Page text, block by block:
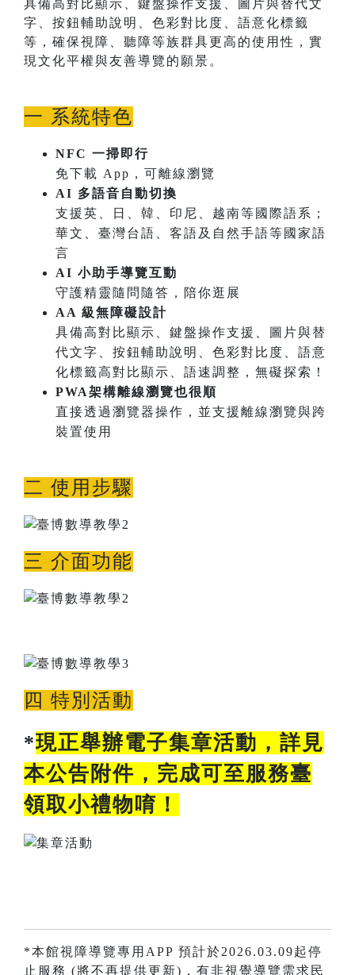
具備高對比顯示、鍵盤操作支援、圖片與替代文
字、按鈕輔助說明、色彩對比度、語意化標籤
等，確保視障、聽障等族群具更高的使用性，實
現文化平權與友善導覽的願景。
一 系統特色
NFC 一掃即行
免下載 App，可離線瀏覽
AI 多語音自動切換
支援英、日、韓、印尼、越南等國際語系；
華文、臺灣台語、客語及自然手語等國家語
言
AI 小助手導覽互動
守護精靈隨問隨答，陪你逛展
AA 級無障礙設計
具備高對比顯示、鍵盤操作支援、圖片與替
代文字、按鈕輔助說明、色彩對比度、語意
化標籤高對比顯示、語速調整，無礙探索！
PWA架構離線瀏覽也很順
直接透過瀏覽器操作，並支援離線瀏覽與跨
裝置使用
二 使用步驟
三 介面功能
四 特別活動
*現正舉辦電子集章活動，詳見
本公告附件，完成可至服務臺
領取小禮物唷！
*本館視障導覽專用APP 預計於2026.03.09起停
止服務 (將不再提供更新)，有非視覺導覽需求民